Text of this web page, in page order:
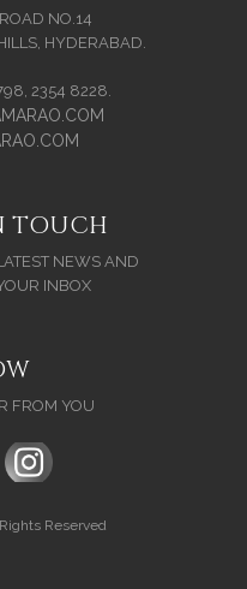
NO.14
HYDERABAD.
2354 8228.
TOUCH
NEWS AND
INBOX
FROM YOU
Reserved